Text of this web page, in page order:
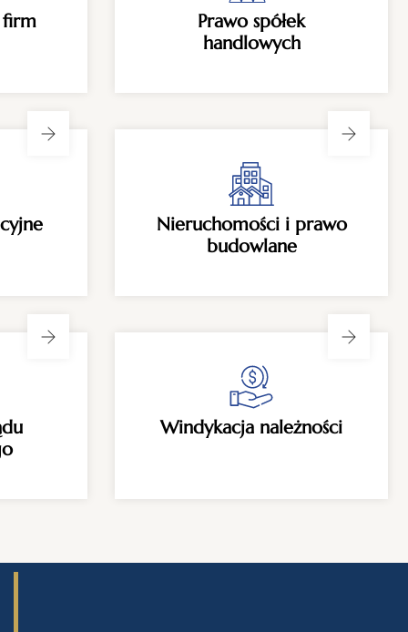
firm
Prawo spółek
handlowych
Nieruchomości i prawo
budowlane
Windykacja należności